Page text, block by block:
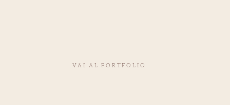
VAI AL PORTFOLIO